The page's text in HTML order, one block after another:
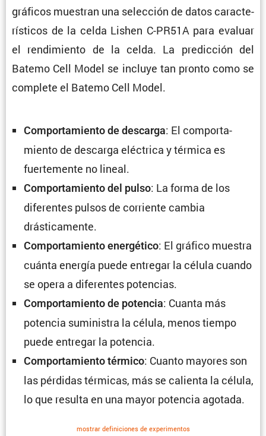
gráficos muestran una selec­ción de datos carac­te­
rís­ticos de la celda Lishen C-PR51A para evaluar
el rendi­miento de la celda. La predic­ción del
Batemo Cell Model se incluye tan pronto como se
complete el Batemo Cell Model.
Compor­ta­miento de descarga: El compor­ta­
miento de descarga eléctrica y térmica es
fuerte­mente no lineal.
Compor­ta­miento del pulso: La forma de los
diferentes pulsos de corriente cambia
drásticamente.
Compor­ta­miento energé­tico: El gráfico muestra
cuánta energía puede entregar la célula cuando
se opera a diferentes potencias.
Compor­ta­miento de potencia: Cuanta más
potencia suministra la célula, menos tiempo
puede entregar la potencia.
Compor­ta­miento térmico: Cuanto mayores son
las pérdidas térmicas, más se calienta la célula,
lo que resulta en una mayor potencia agotada.
mostrar defini­ciones de experi­mentos